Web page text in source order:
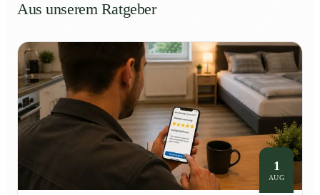
Aus unserem Ratgeber
1
AUG